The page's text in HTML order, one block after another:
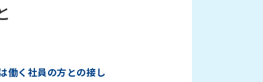
働く社員の方との接し